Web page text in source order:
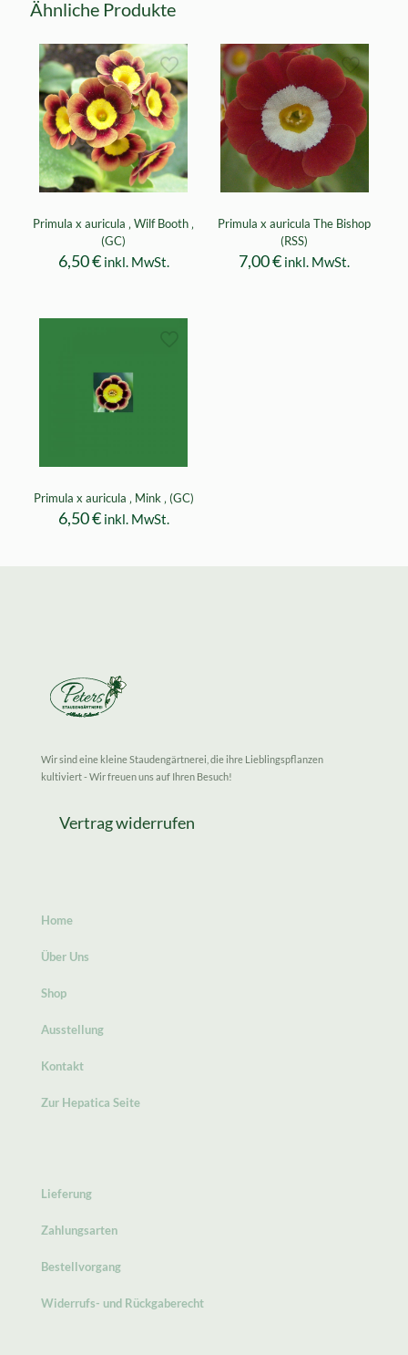
Ähnliche Produkte
Primula x auricula ‚ Wilf Booth ‚
(GC)
6,50€ inkl. MwSt.
Primula x auricula The Bishop
(RSS)
7,00€ inkl. MwSt.
Primula x auricula ‚ Mink ‚ (GC)
6,50€ inkl. MwSt.
Wir sind eine kleine Staudengärtnerei, die ihre Lieblingspflanzen
kultiviert - Wir freuen uns auf Ihren Besuch!
Vertrag widerrufen
Home
Über Uns
Shop
Ausstellung
Kontakt
Zur Hepatica Seite
Lieferung
Zahlungsarten
Bestellvorgang
Widerrufs- und Rückgaberecht